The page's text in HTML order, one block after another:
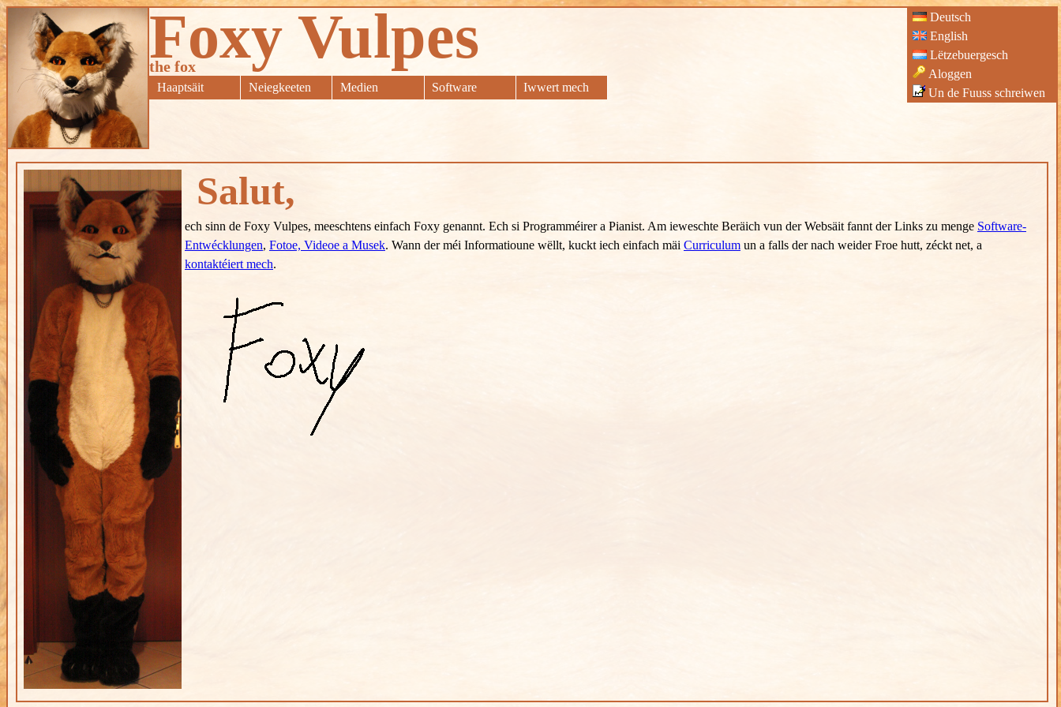
Deutsch
English
Lëtzebuergesch
Aloggen
Un de Fuuss schreiwen
Foxy Vulpes
the fox
Haaptsäit Neiegkeeten Medien Software Iwwert mech
Salut,
ech sinn de Foxy Vulpes, meeschtens einfach Foxy genannt. Ech si Programméirer a Pianist. Am ieweschte Beräich vun der Websäit fannt der Links zu menge Software-
Entwécklungen, Fotoe, Videoe a Musek. Wann der méi Informatioune wëllt, kuckt iech einfach mäi Curriculum un a falls der nach weider Froe hutt, zéckt net, a
kontaktéiert mech.